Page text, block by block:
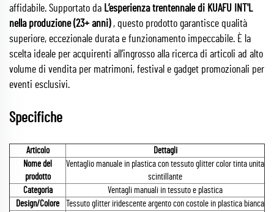
affidabile. Supportato da L’esperienza trentennale di KUAFU INT'L
nella produzione (23+ anni), questo prodotto garantisce qualità
superiore, eccezionale durata e funzionamento impeccabile. È la
scelta ideale per acquirenti all’ingrosso alla ricerca di articoli ad alto
volume di vendita per matrimoni, festival e gadget promozionali per
eventi esclusivi.
Specifiche
Articolo
Dettagli
Nome del
prodotto
Ventaglio manuale in plastica con tessuto glitter color tinta unita
scintillante
Categoria
Ventagli manuali in tessuto e plastica
Design/Colore
Tessuto glitter iridescente argento con costole in plastica bianca